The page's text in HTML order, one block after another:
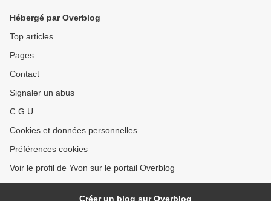
Hébergé par Overblog
Top articles
Pages
Contact
Signaler un abus
C.G.U.
Cookies et données personnelles
Préférences cookies
Voir le profil de Yvon sur le portail Overblog
Créer un blog sur Overblog